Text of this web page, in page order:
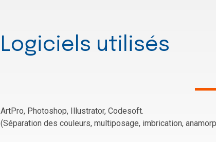
Logiciels utilisés
ArtPro, Photoshop, Illustrator, Codesoft.
(Séparation des couleurs, multiposage, imbrication,